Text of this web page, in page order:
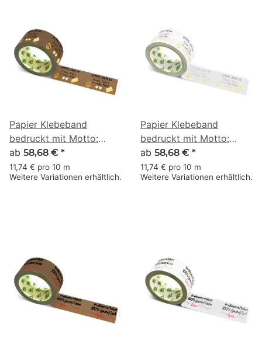
Papier Klebeband
bedruckt mit Motto:
Hippie zum 60. Frieden &
Liebe - 50 m braun
ab 58,68 € *
11,74 € pro 10 m
Weitere Variationen erhältlich.
Papier Klebeband
bedruckt mit Motto:
Hippie zum 60. Frieden &
Liebe - 50 m weiss
ab 58,68 € *
11,74 € pro 10 m
Weitere Variationen erhältlich.